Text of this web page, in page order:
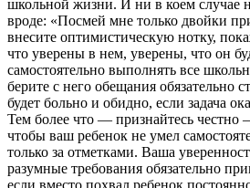
школьной жизни. И ни в коем случае
вроде: «Посмей мне только двойки
внесите оптимистическую нотку,
что уверены в нем, уверены, что он
самостоятельно выполнять все
берите с него обещания обязательно
будет больно и обидно, если задача
Тем более что — признайтесь честно
чтобы ваш ребенок не умел
только за отметками. Ваша
разумные требования обязательно
если вместо похвал ребенок